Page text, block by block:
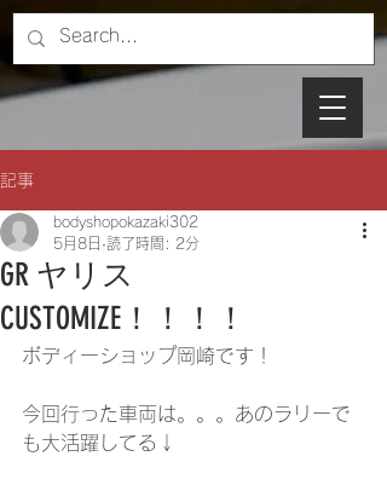
記事
GR ヤリス
CUSTOMIZE！！！！
bodyshopokazaki302
5月8日 読了時間: 2分
ボディーショップ岡崎です！
今回行った車両は。。。あのラリーで
も大活躍してる↓